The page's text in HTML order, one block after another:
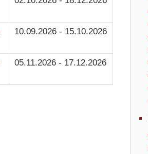
10.09.2026 - 15.10.2026
05.11.2026 - 17.12.2026